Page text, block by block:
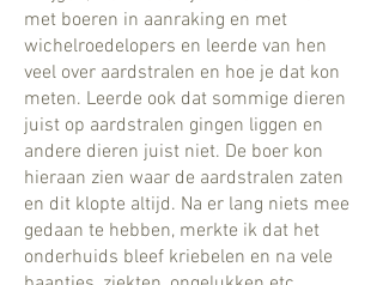
met boeren in aanraking en met
wichelroedelopers en leerde van hen
veel over aardstralen en hoe je dat kon
meten. Leerde ook dat sommige dieren
juist op aardstralen gingen liggen en
andere dieren juist niet. De boer kon
hieraan zien waar de aardstralen zaten
en dit klopte altijd. Na er lang niets mee
gedaan te hebben, merkte ik dat het
onderhuids bleef kriebelen en na vele